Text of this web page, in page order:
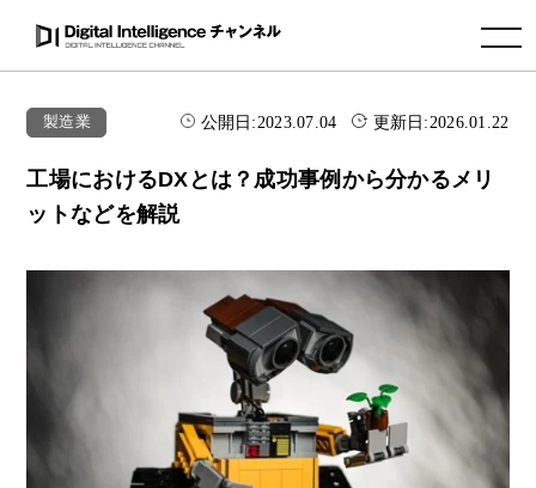
toggle navigation
製造業 公開日:2023.07.04 更新日:2026.01.22
工場におけるDXとは？成功事例から分かるメリ
ットなどを解説